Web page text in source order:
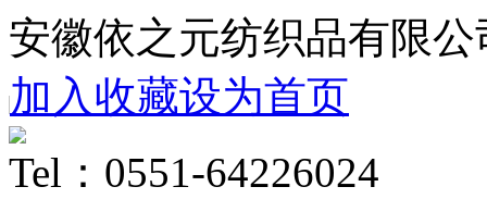
安徽依之元纺织品有限公
加入收藏设为首页
Tel：0551-64226024